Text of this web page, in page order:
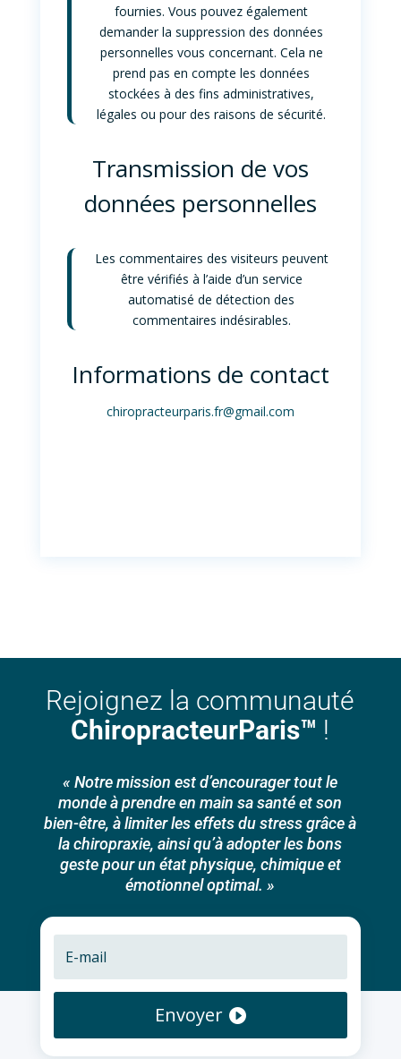
fournies. Vous pouvez également
demander la suppression des données
personnelles vous concernant. Cela ne
prend pas en compte les données
stockées à des fins administratives,
légales ou pour des raisons de sécurité.
Transmission de vos
données personnelles
Les commentaires des visiteurs peuvent
être vérifiés à l’aide d’un service
automatisé de détection des
commentaires indésirables.
Informations de contact
chiropracteurparis.fr@gmail.com
Rejoignez la communauté
ChiropracteurParis™ !
« Notre mission est d’encourager tout le
monde à prendre en main sa santé et son
bien-être, à limiter les effets du stress grâce à
la chiropraxie, ainsi qu’à adopter les bons
geste pour un état physique, chimique et
émotionnel optimal. »
Envoyer